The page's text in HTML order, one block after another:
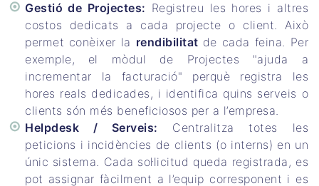
Gestió de Projectes: Registreu les hores i altres
costos dedicats a cada projecte o client. Això
permet conèixer la rendibilitat de cada feina. Per
exemple, el mòdul de Projectes "ajuda a
incrementar la facturació" perquè registra les
hores reals dedicades, i identifica quins serveis o
clients són més beneficiosos per a l’empresa.
Helpdesk / Serveis: Centralitza totes les
peticions i incidències de clients (o interns) en un
únic sistema. Cada sol·licitud queda registrada, es
pot assignar fàcilment a l’equip corresponent i es